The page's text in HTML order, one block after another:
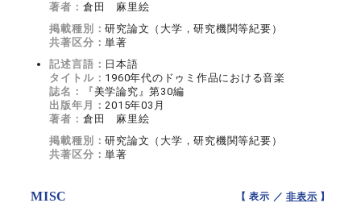
著者： 倉田 麻里絵
掲載種別：研究論文（大学，研究機関等紀要）
共著区分：単著
記述言語： 日本語
タイトル： 1960年代のドゥミ作品における音楽
誌名：
『美学論究』第30編
出版年月：2015年03月
著者： 倉田 麻里絵
掲載種別：研究論文（大学，研究機関等紀要）
共著区分：単著
MISC 【 表示 ／非表示 】